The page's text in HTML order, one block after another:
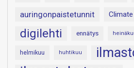
auringonpaistetunnit
digilehti ennätys
helmikuu huhtikuu